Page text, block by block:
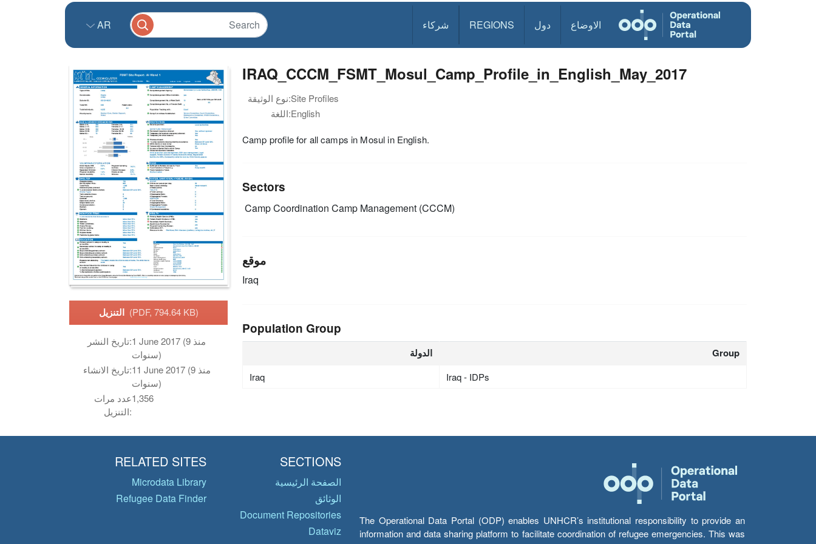
الاوضاع دول REGIONS شركاء AR
التنزيل (PDF, 794.64 KB)
تاريخ النشر:1 June 2017 (منذ 9
سنوات)
تاريخ الانشاء:11 June 2017 (منذ 9
سنوات)
عدد مرات
التنزيل:
1,356
IRAQ_CCCM_FSMT_Mosul_Camp_Profile_in_English_May_2017
نوع الوثيقة:Site Profiles
اللغة:English
Camp profile for all camps in Mosul in English.
Sectors
Camp Coordination Camp Management (CCCM)
موقع
Iraq
Population Group
الدولة Group
Iraq Iraq - IDPs
The Operational Data Portal (ODP) enables UNHCR’s institutional responsibility to provide an
information and data sharing platform to facilitate coordination of refugee emergencies. This was
SECTIONS
الصفحة الرئيسية
الوثائق
Document Repositories
Dataviz
RELATED SITES
Microdata Library
Refugee Data Finder